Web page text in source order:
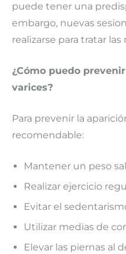
puede tener una
embargo, nuevas
realizarse para tratar las
¿Cómo puedo
varices?
Para prevenir la
recomendable:
Mantener un peso
Realizar ejercicio
Evitar el
Utilizar medias de
Elevar las piernas al